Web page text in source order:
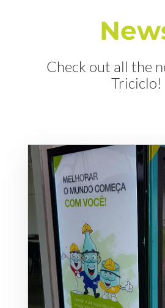
Check out all the
Triciclo!